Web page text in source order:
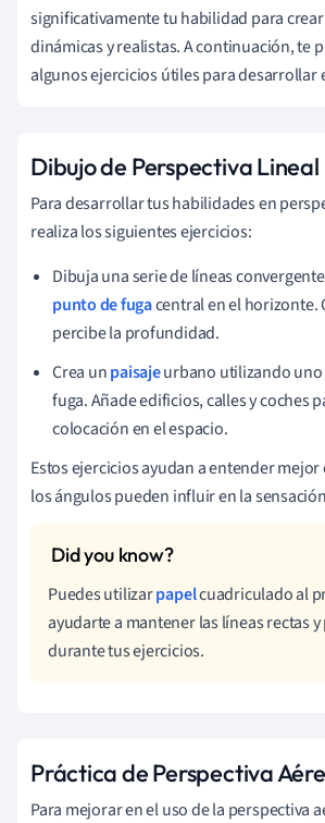
significativamente tu habilidad para
dinámicas y realistas. A continuación, te
algunos ejercicios útiles para desarrollar
Dibujo de Perspectiva Lineal
Para desarrollar tus habilidades en
realiza los siguientes ejercicios:
Dibuja una serie de líneas
punto de fugacentral en el horizonte.
percibe la profundidad.
Crea unpaisajeurbano utilizando uno
fuga. Añade edificios, calles y coches
colocación en el espacio.
Estos ejercicios ayudan a entender mejor
los ángulos pueden influir en la
Puedes utilizarpapelcuadriculado al
ayudarte a mantener las líneas rectas
durante tus ejercicios.
Práctica de Perspectiva
Para mejorar en el uso de la perspectiva